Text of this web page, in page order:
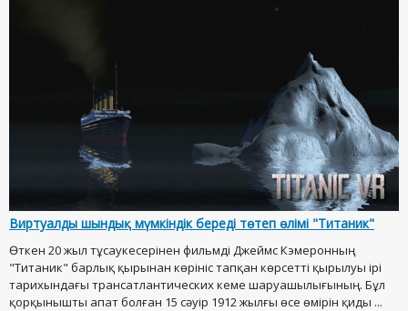
Виртуалды шындық мүмкіндік береді төтеп өлімі "Титаник"
Өткен 20 жыл тұсаукесерінен фильмді Джеймс Кэмеронның
"Титаник" барлық қырынан көрініс тапқан көрсетті қырылуы ірі
тарихындағы трансатлантических кеме шаруашылығының. Бұл
қорқынышты апат болған 15 сәуір 1912 жылғы өсе өмірін қиды ...